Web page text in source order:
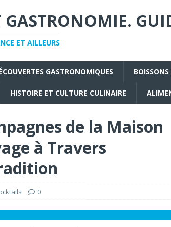
ET AILLEURS
GASTRONOMIQUES
HISTOIRE ET CULTURE CULINAIRE
de la Maison
à Travers
0